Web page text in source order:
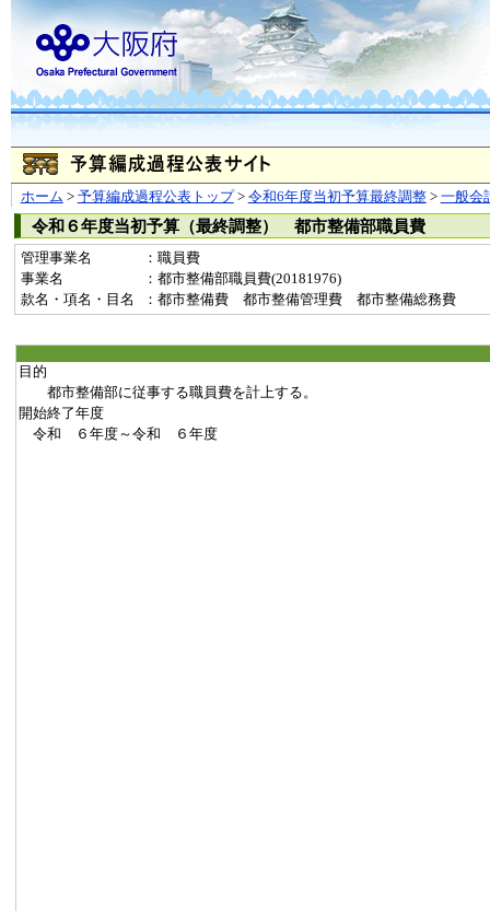
ホーム > 予算編成過程公表トップ> 令和6年度当初予算最終調整> 一般会
令和６年度当初予算（最終調整） 都市整備部職員費
管理事業名
：職員費
事業名
：都市整備部職員費(20181976)
款名・項名・目名
：都市整備費 都市整備管理費 都市整備総務費
目的
都市整備部に従事する職員費を計上する。
開始終了年度
令和 ６年度～令和 ６年度